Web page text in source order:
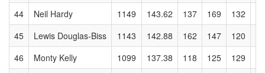
44
Neil Hardy 1149 143.62 137 169 132
45
Lewis Douglas-Biss 1143 142.88 162 147 120
46
Monty Kelly 1099 137.38 118 125 129